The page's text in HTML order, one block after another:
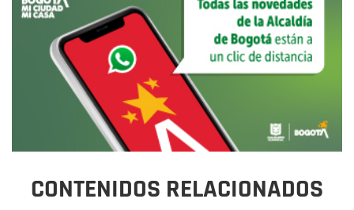
CONTENIDOS RELACIONADOS